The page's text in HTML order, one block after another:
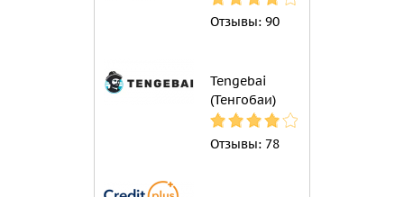
Отзывы: 90
Tengebai
(Тенгобаи)
Отзывы: 78